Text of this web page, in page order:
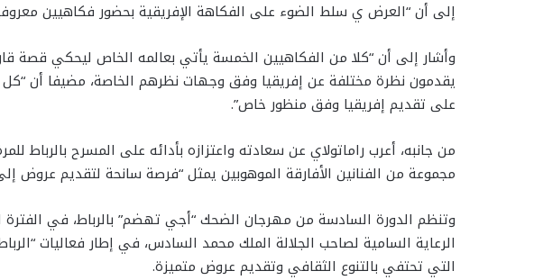
إلى أن “العرض ي سلط الضوء على الفكاهة الإفريقية بحضور فكاهيين
وأشار إلى أن “كلا من الفكاهيين الخمسة يأتي بعالمه الخاص ليحكي قصة
يقدمون نظرة مختلفة عن إفريقيا وفق وجهات نظرهم الخاصة، مضيفا أن
على تقديم إفريقيا وفق منظور خاص”.
من جانبه، أعرب راماتولاي عن سعادته واعتزازه بأدائه على المسرح بالرباط
مجموعة من الفنانين الأفارقة الموهوبين يمثل “فرصة سانحة لتقديم عروض
الرعاية السامية لصاحب الجلالة الملك محمد السادس، في إطار فعاليات
التي تحتفي بالتنوع الثقافي وتقديم عروض متميزة.